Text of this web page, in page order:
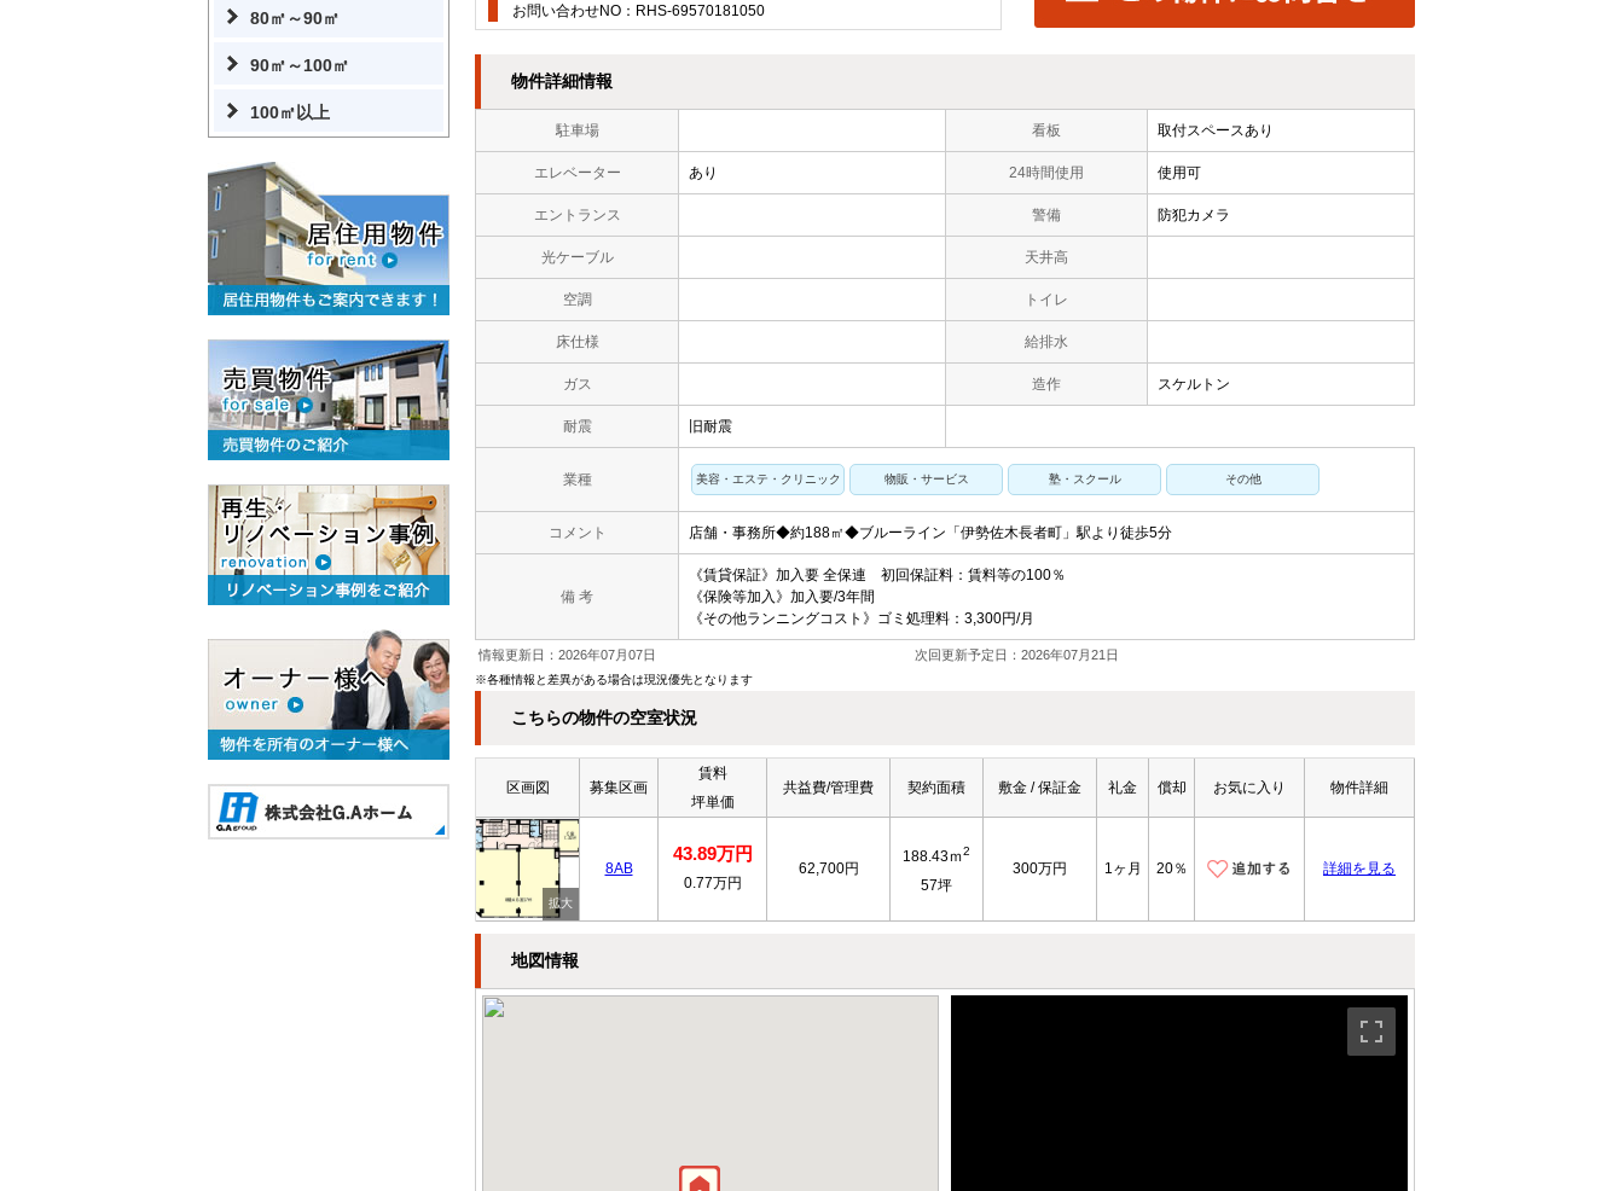
お問い合わせNO：RHS-69570181050
物件詳細情報
駐車場 看板 取付スペースあり
エレベーター あり 24時間使用 使用可
エントランス 警備 防犯カメラ
光ケーブル 天井高
空調 トイレ
床仕様 給排水
ガス 造作 スケルトン
耐震 旧耐震
業種 美容・エステ・クリニック 物販・サービス 塾・スクール その他
コメント 店舗・事務所◆約188㎡◆ブルーライン「伊勢佐木長者町」駅より徒歩5分
備 考
《賃貸保証》加入要 全保連 初回保証料：賃料等の100％
《保険等加入》加入要/3年間
《その他ランニングコスト》ゴミ処理料：3,300円/月
情報更新日：2026年07月07日 次回更新予定日：2026年07月21日
※各種情報と差異がある場合は現況優先となります
こちらの物件の空室状況
区画図 募集区画
賃料
坪単価
共益費/管理費 契約面積 敷金 / 保証金 礼金 償却 お気に入り 物件詳細
8AB
43.89万円
0.77万円
62,700円
188.43ｍ2
57坪
300万円 1ヶ月 20％ 詳細を見る
地図情報
80㎡～90㎡
90㎡～100㎡
100㎡以上